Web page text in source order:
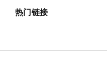
热门链接